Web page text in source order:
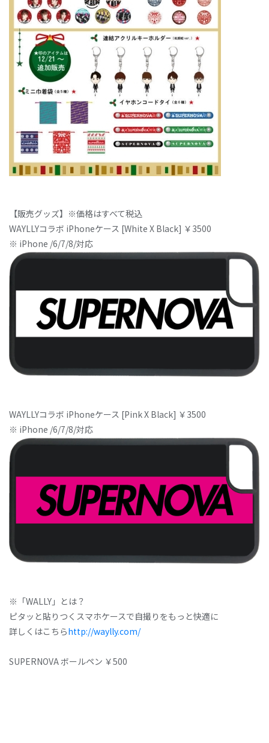
【販売グッズ】※価格はすべて税込
WAYLLYコラボ iPhoneケース [White X Black] ￥3500
※ iPhone /6/7/8/対応
WAYLLYコラボ iPhoneケース [Pink X Black] ￥3500
※ iPhone /6/7/8/対応
※「WALLY」とは？
ピタッと貼りつくスマホケースで自撮りをもっと快適に
詳しくはこちらhttp://waylly.com/
SUPERNOVA ボールペン ￥500